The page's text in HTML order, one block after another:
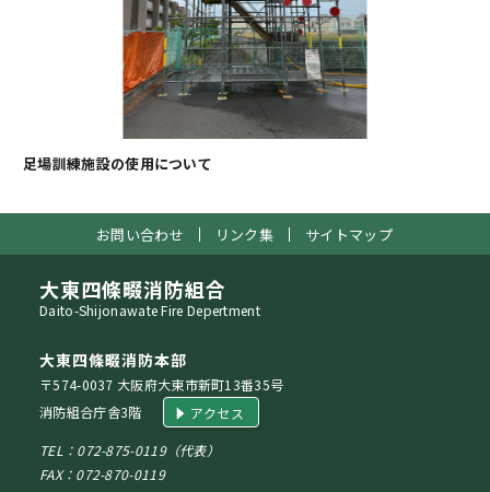
足場訓練施設の使用について
お問い合わせ リンク集 サイトマップ
大東四條畷消防組合
Daito-Shijonawate Fire Depertment
大東四條畷消防本部
〒574-0037 大阪府大東市新町13番35号
消防組合庁舎3階
アクセス
TEL：072-875-0119（代表）
FAX：072-870-0119